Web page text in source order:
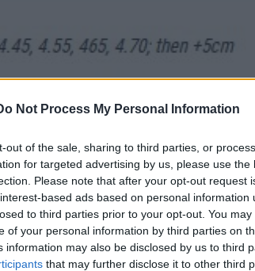
Not Process My Personal Information
out of the sale, sharing to third parties, or
for targeted advertising by us, please use the
Please note that after your opt-out request
based ads based on personal information
to third parties prior to your opt-out. You
of your personal information by third parties on
information may also be disclosed by us to third
that may further disclose it to other third